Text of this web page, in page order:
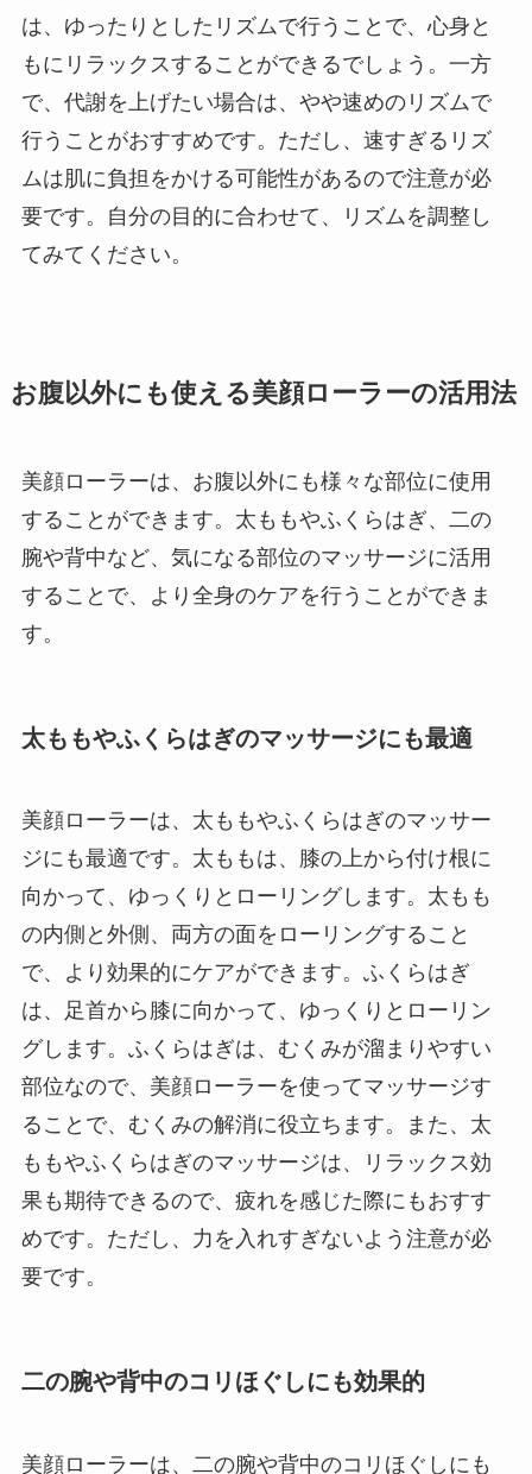
は、ゆったりとしたリズムで行うことで、心身と
もにリラックスすることができるでしょう。一方
で、代謝を上げたい場合は、やや速めのリズムで
行うことがおすすめです。ただし、速すぎるリズ
ムは肌に負担をかける可能性があるので注意が必
要です。自分の目的に合わせて、リズムを調整し
てみてください。
お腹以外にも使える美顔ローラーの活用法
美顔ローラーは、お腹以外にも様々な部位に使用
することができます。太ももやふくらはぎ、二の
腕や背中など、気になる部位のマッサージに活用
することで、より全身のケアを行うことができま
す。
太ももやふくらはぎのマッサージにも最適
美顔ローラーは、太ももやふくらはぎのマッサー
ジにも最適です。太ももは、膝の上から付け根に
向かって、ゆっくりとローリングします。太もも
の内側と外側、両方の面をローリングすること
で、より効果的にケアができます。ふくらはぎ
は、足首から膝に向かって、ゆっくりとローリン
グします。ふくらはぎは、むくみが溜まりやすい
部位なので、美顔ローラーを使ってマッサージす
ることで、むくみの解消に役立ちます。また、太
ももやふくらはぎのマッサージは、リラックス効
果も期待できるので、疲れを感じた際にもおすす
めです。ただし、力を入れすぎないよう注意が必
要です。
二の腕や背中のコリほぐしにも効果的
美顔ローラーは、二の腕や背中のコリほぐしにも